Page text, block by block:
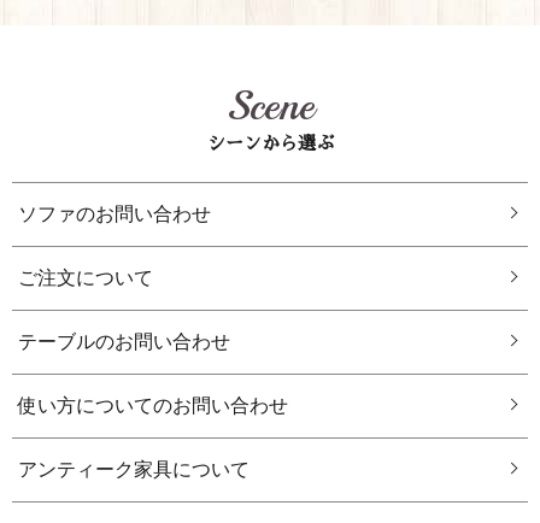
Scene
シーンから選ぶ
ソファのお問い合わせ
ご注文について
テーブルのお問い合わせ
使い方についてのお問い合わせ
アンティーク家具について